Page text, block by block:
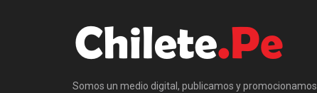
Somos un medio digital, publicamos y promocionamos